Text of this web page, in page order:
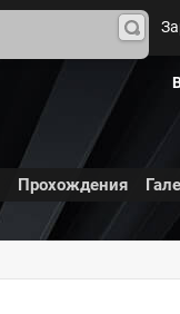
На
йти
Прохождения